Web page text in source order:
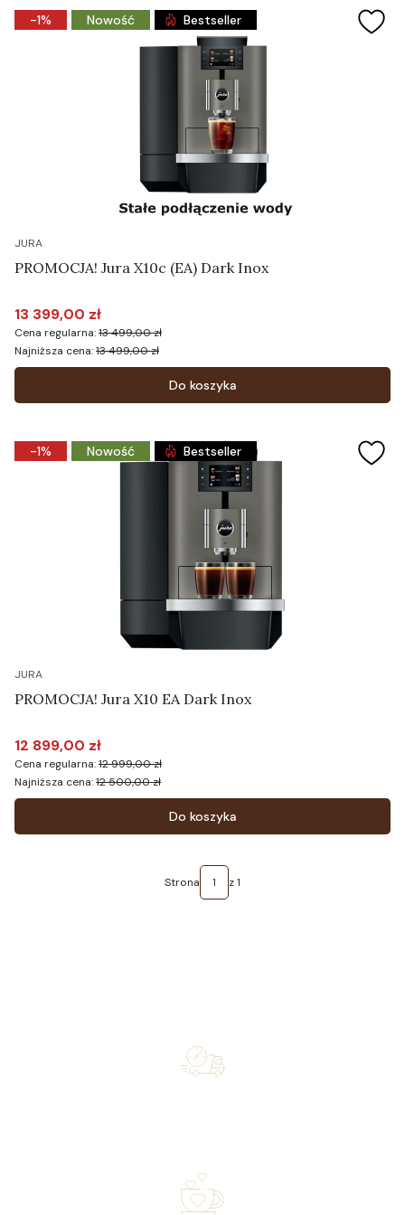
-1% Nowość Bestseller
JURA
PROMOCJA! Jura X10c (EA) Dark Inox
Cena promocyjna
13 399,00 zł
Cena regularna:13 499,00 zł
Najniższa cena:13 499,00 zł
Do koszyka
-1% Nowość Bestseller
JURA
PROMOCJA! Jura X10 EA Dark Inox
Cena promocyjna
12 899,00 zł
Cena regularna:12 999,00 zł
Najniższa cena:12 500,00 zł
Do koszyka
Strona z 1